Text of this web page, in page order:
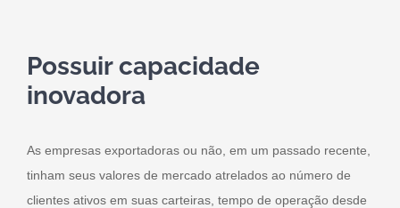
Possuir capacidade
inovadora
As empresas exportadoras ou não, em um passado recente,
tinham seus valores de mercado atrelados ao número de
clientes ativos em suas carteiras, tempo de operação desde